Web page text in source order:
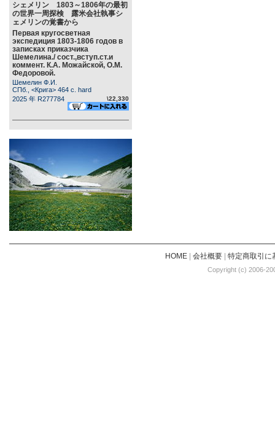
シェメリン 1803～1806年の最初
の世界一周探検 露米会社執事シ
ェメリンの覚書から
Первая кругосветная
экспедиция 1803-1806 годов в
записках приказчика
Шемелина./ сост.,вступ.ст.и
коммент. К.А. Можайской, О.М.
Федоровой.
Шемелин Ф.И.
СПб., <Крига> 464 c. hard
2025 年 R277784
\22,330
HOME| 会社概要| 特定商取引に
Copyright (c) 2006-